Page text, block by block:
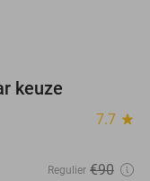
keuze
7.7 star
Regulier €90